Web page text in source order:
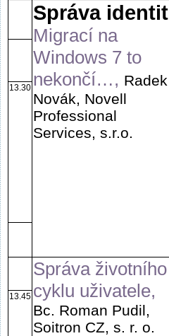
Správa identit
Migrací na
Windows 7 to
nekončí…, Radek
Novák, Novell
Professional
Services, s.r.o.
13.30
Správa životního
cyklu uživatele,
Bc. Roman Pudil,
Soitron CZ, s. r. o.
13.45